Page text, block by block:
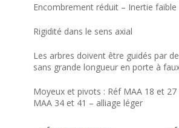
Encombrement réduit – Inertie faible
Rigidité dans le sens axial
Les arbres doivent être guidés par
sans grande longueur en porte à
Moyeux et pivots : Réf MAA 18 et
MAA 34 et 41 – alliage léger